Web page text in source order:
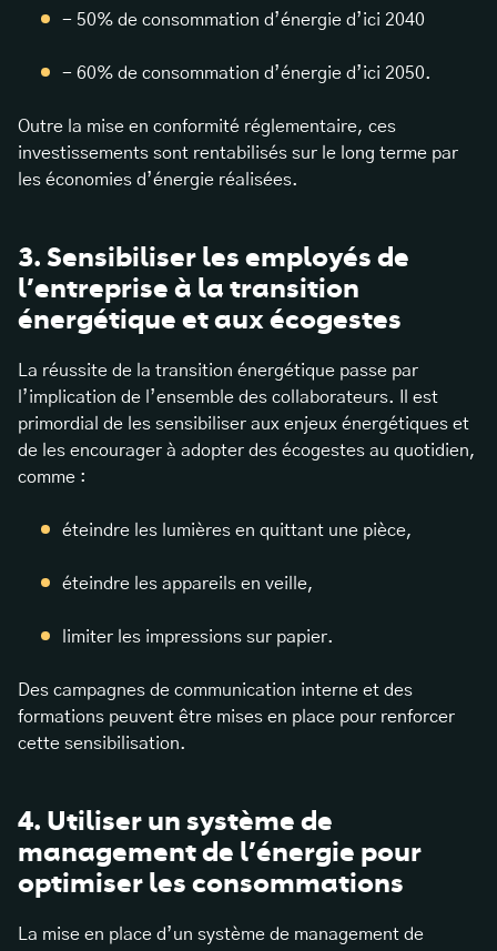
- 50% de consommation d’énergie d’ici 2040
- 60% de consommation d’énergie d’ici 2050.
Outre la mise en conformité réglementaire, ces
investissements sont rentabilisés sur le long terme par
les économies d’énergie réalisées.
3. Sensibiliser les employés de
l’entreprise à la transition
énergétique et aux écogestes
La réussite de la transition énergétique passe par
l’implication de l’ensemble des collaborateurs. Il est
primordial de les sensibiliser aux enjeux énergétiques et
de les encourager à adopter des écogestes au quotidien,
comme :
éteindre les lumières en quittant une pièce,
éteindre les appareils en veille,
limiter les impressions sur papier.
Des campagnes de communication interne et des
formations peuvent être mises en place pour renforcer
cette sensibilisation.
4. Utiliser un système de
management de l’énergie pour
optimiser les consommations
La mise en place d’un système de management de